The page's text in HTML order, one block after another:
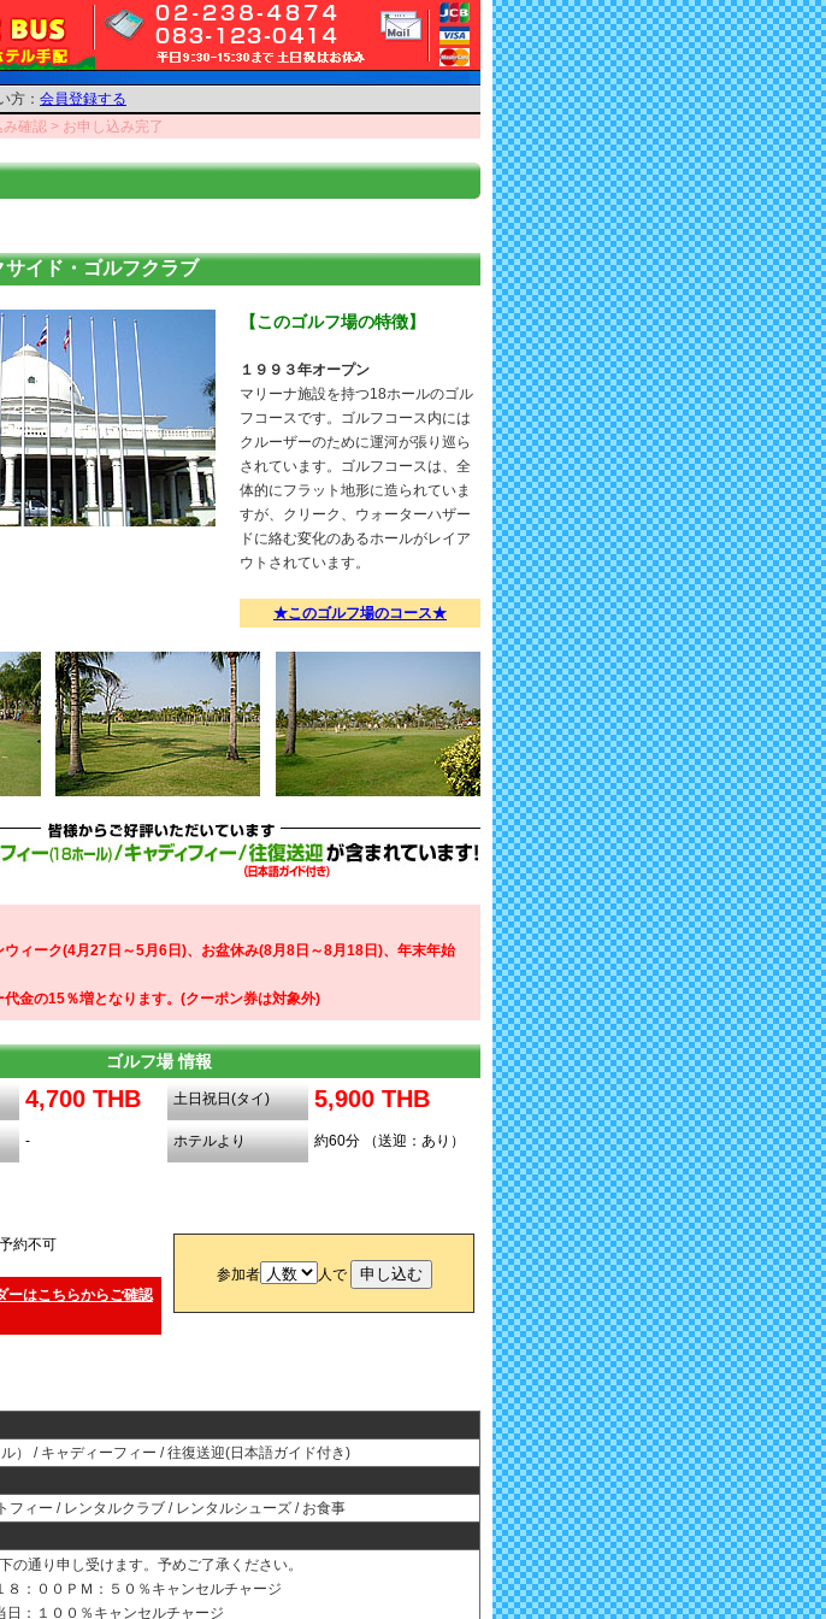
方： 会員登録する
み確認 > お申し込み完了
サイド・ゴルフクラブ
【このゴルフ場の特徴】
１９９３年オープン
マリーナ施設を持つ18ホールのゴル
フコースです。ゴルフコース内には
クルーザーのために運河が張り巡ら
されています。ゴルフコースは、全
体的にフラット地形に造られていま
すが、クリーク、ウォーターハザー
ドに絡む変化のあるホールがレイア
ウトされています。
★このゴルフ場のコース★
ウィーク(4月27日～5月6日)、お盆休み(8月8日～8月18日)、年末年始
代金の15％増となります。(クーポン券は対象外)
ゴルフ場 情報
4,700 THB 土日祝日(タイ) 5,900 THB
- ホテルより 約60分 （送迎：あり）
約不可
ーはこちらからご確認
参加者 人で
） / キャディーフィー / 往復送迎(日本語ガイド付き)
フィー / レンタルクラブ / レンタルシューズ / お食事
の通り申し受けます。予めご了承ください。
８：００ＰＭ：５０％キャンセルチャージ
日：１００％キャンセルチャージ